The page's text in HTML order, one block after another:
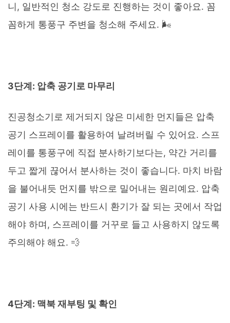
니, 일반적인 청소 강도로 진행하는 것이 좋아요. 꼼
꼼하게 통풍구 주변을 청소해 주세요. 🌬️
3단계: 압축 공기로 마무리
진공청소기로 제거되지 않은 미세한 먼지들은 압축
공기 스프레이를 활용하여 날려버릴 수 있어요. 스프
레이를 통풍구에 직접 분사하기보다는, 약간 거리를
두고 짧게 끊어서 분사하는 것이 좋습니다. 마치 바람
을 불어내듯 먼지를 밖으로 밀어내는 원리예요. 압축
공기 사용 시에는 반드시 환기가 잘 되는 곳에서 작업
해야 하며, 스프레이를 거꾸로 들고 사용하지 않도록
주의해야 해요. 💨
4단계: 맥북 재부팅 및 확인